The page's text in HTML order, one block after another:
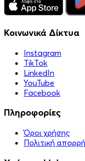
Κοινωνικά Δίκτυα
Instagram
TikTok
LinkedIn
YouTube
Facebook
Πληροφορίες
Όροι χρήσης
Πολιτική